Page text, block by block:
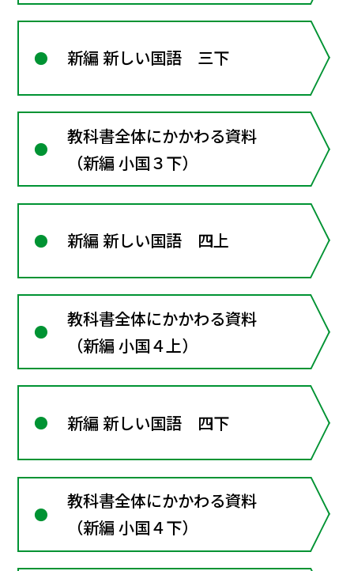
新編 新しい国語 三下
教科書全体にかかわる資料
（新編 小国３下）
新編 新しい国語 四上
教科書全体にかかわる資料
（新編 小国４上）
新編 新しい国語 四下
教科書全体にかかわる資料
（新編 小国４下）